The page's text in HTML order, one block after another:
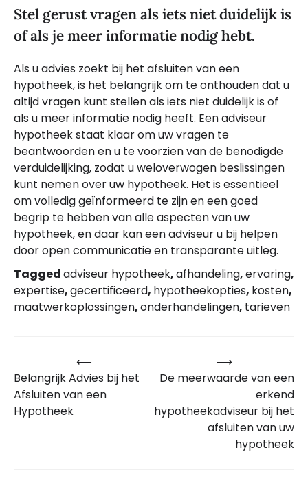
Stel gerust vragen als iets niet duidelijk is
of als je meer informatie nodig hebt.
Als u advies zoekt bij het afsluiten van een
hypotheek, is het belangrijk om te onthouden dat u
altijd vragen kunt stellen als iets niet duidelijk is of
als u meer informatie nodig heeft. Een adviseur
hypotheek staat klaar om uw vragen te
beantwoorden en u te voorzien van de benodigde
verduidelijking, zodat u weloverwogen beslissingen
kunt nemen over uw hypotheek. Het is essentieel
om volledig geïnformeerd te zijn en een goed
begrip te hebben van alle aspecten van uw
hypotheek, en daar kan een adviseur u bij helpen
door open communicatie en transparante uitleg.
Taggedadviseur hypotheek,afhandeling,ervaring,
expertise,gecertificeerd, hypotheekopties, kosten,
maatwerkoplossingen,onderhandelingen, tarieven
navigatie
⟵
Belangrijk Advies bij het
Afsluiten van een
Hypotheek
De meerwaarde van een
erkend
hypotheekadviseur bij het
afsluiten van uw
hypotheek
⟶